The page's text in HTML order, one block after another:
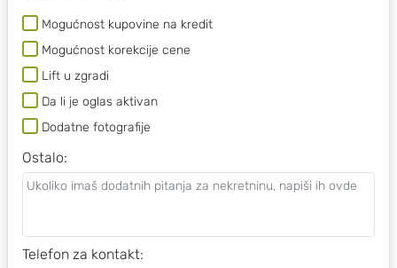
Mogućnost kupovine na kredit
Mogućnost korekcije cene
Lift u zgradi
Da li je oglas aktivan
Dodatne fotografije
Ostalo:
Telefon za kontakt: